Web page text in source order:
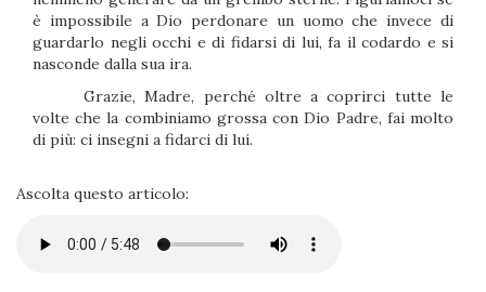
è impossibile a Dio perdonare un uomo che invece di
guardarlo negli occhi e di fidarsi di lui, fa il codardo e si
nasconde dalla sua ira.
Grazie, Madre, perché oltre a coprirci tutte le
volte che la combiniamo grossa con Dio Padre, fai molto
di più: ci insegni a fidarci di lui.
Ascolta questo articolo: